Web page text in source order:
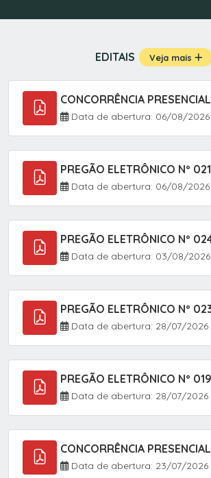
EDITAIS Veja mais
Data de abertura: 06/08/2026
Data de abertura: 06/08/2026
Data de abertura: 03/08/2026
Data de abertura: 28/07/2026
Data de abertura: 28/07/2026
Data de abertura: 23/07/2026